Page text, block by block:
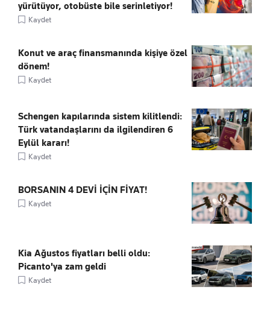
yürütüyor, otobüste bile serinletiyor!
Kaydet
Konut ve araç finansmanında kişiye özel
dönem!
Kaydet
Schengen kapılarında sistem kilitlendi:
Türk vatandaşlarını da ilgilendiren 6
Eylül kararı!
Kaydet
BORSANIN 4 DEVİ İÇİN FİYAT!
Kaydet
Kia Ağustos fiyatları belli oldu:
Picanto'ya zam geldi
Kaydet